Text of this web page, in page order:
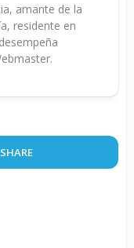
amante de la
residente en
SHARE